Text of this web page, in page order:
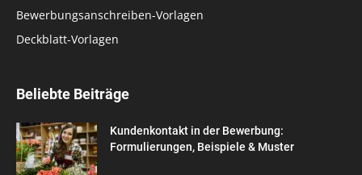
Bewerbungsanschreiben-Vorlagen
Deckblatt-Vorlagen
Beliebte Beiträge
Kundenkontakt in der Bewerbung:
Formulierungen, Beispiele & Muster